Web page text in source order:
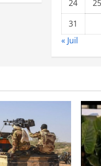
24
25
31
« Juil